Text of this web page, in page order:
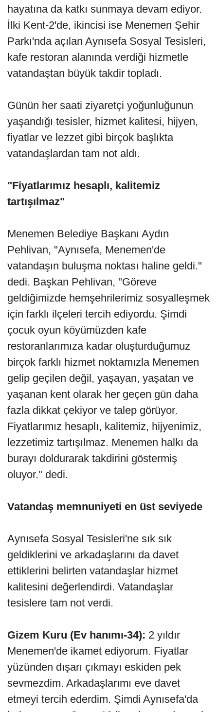
hayatına da katkı sunmaya devam ediyor.
İlki Kent-2'de, ikincisi ise Menemen Şehir
Parkı'nda açılan Aynısefa Sosyal Tesisleri,
kafe restoran alanında verdiği hizmetle
vatandaştan büyük takdir topladı.
Günün her saati ziyaretçi yoğunluğunun
yaşandığı tesisler, hizmet kalitesi, hijyen,
fiyatlar ve lezzet gibi birçok başlıkta
vatandaşlardan tam not aldı.
"Fiyatlarımız hesaplı, kalitemiz
tartışılmaz"
Menemen Belediye Başkanı Aydın
Pehlivan, "Aynısefa, Menemen'de
vatandaşın buluşma noktası haline geldi."
dedi. Başkan Pehlivan, "Göreve
geldiğimizde hemşehrilerimiz sosyalleşmek
için farklı ilçeleri tercih ediyordu. Şimdi
çocuk oyun köyümüzden kafe
restoranlarımıza kadar oluşturduğumuz
birçok farklı hizmet noktamızla Menemen
gelip geçilen değil, yaşayan, yaşatan ve
yaşanan kent olarak her geçen gün daha
fazla dikkat çekiyor ve talep görüyor.
Fiyatlarımız hesaplı, kalitemiz, hijyenimiz,
lezzetimiz tartışılmaz. Menemen halkı da
burayı doldurarak takdirini göstermiş
oluyor." dedi.
Vatandaş memnuniyeti en üst seviyede
Aynısefa Sosyal Tesisleri'ne sık sık
geldiklerini ve arkadaşlarını da davet
ettiklerini belirten vatandaşlar hizmet
kalitesini değerlendirdi. Vatandaşlar
tesislere tam not verdi.
Gizem Kuru (Ev hanımı-34): 2 yıldır
Menemen'de ikamet ediyorum. Fiyatlar
yüzünden dışarı çıkmayı eskiden pek
sevmezdim. Arkadaşlarımı eve davet
etmeyi tercih ederdim. Şimdi Aynısefa'da